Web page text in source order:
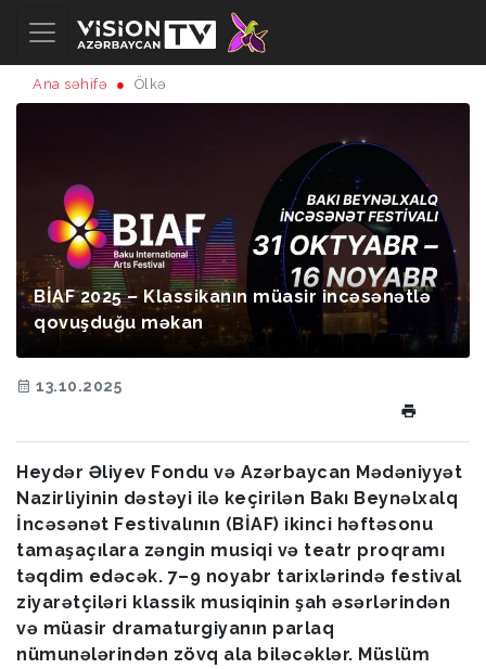
Ana səhifə Ölkə
BİAF 2025 – Klassikanın müasir incəsənətlə
qovuşduğu məkan
13.10.2025
Heydər Əliyev Fondu və Azərbaycan Mədəniyyət
Nazirliyinin dəstəyi ilə keçirilən Bakı Beynəlxalq
İncəsənət Festivalının (BİAF) ikinci həftəsonu
tamaşaçılara zəngin musiqi və teatr proqramı
təqdim edəcək. 7–9 noyabr tarixlərində festival
ziyarətçiləri klassik musiqinin şah əsərlərindən
və müasir dramaturgiyanın parlaq
nümunələrindən zövq ala biləcəklər. Müslüm